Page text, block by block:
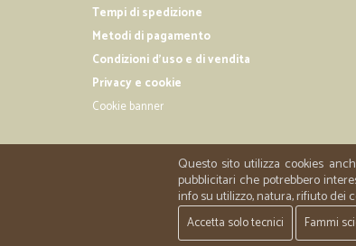
Tempi di spedizione
Metodi di pagamento
Condizioni d'uso e di vendita
Privacy e cookie
Cookie banner
Questo sito utilizza cookies
pubblicitari che potrebbero
info su utilizzo, natura, rifiuto dei
Accetta solo tecnici Fammi